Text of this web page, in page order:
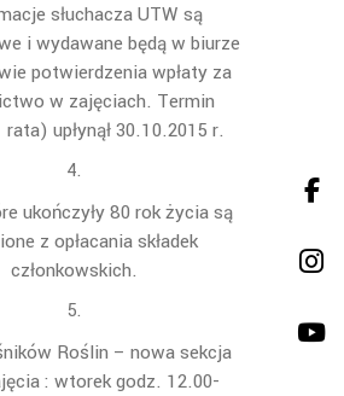
słuchacza UTW są
i wydawane będą w biurze
potwierdzenia wpłaty za
w zajęciach. Termin
upłynął 30.10.2015 r.
ukończyły 80 rok życia są
z opłacania składek
członkowskich.
Roślin – nowa sekcja
: wtorek godz. 12.00-